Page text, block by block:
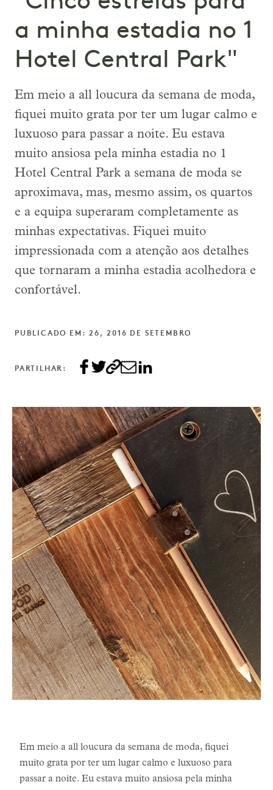
a minha estadia no 1
Hotel Central Park"
Em meio a all loucura da semana de moda,
fiquei muito grata por ter um lugar calmo e
luxuoso para passar a noite. Eu estava
muito ansiosa pela minha estadia no 1
Hotel Central Park a semana de moda se
aproximava, mas, mesmo assim, os quartos
e a equipa superaram completamente as
minhas expectativas. Fiquei muito
impressionada com a atenção aos detalhes
que tornaram a minha estadia acolhedora e
confortável.
PUBLICADO EM: 26, 2016 DE SETEMBRO
PARTILHAR:
Em meio a all loucura da semana de moda, fiquei
muito grata por ter um lugar calmo e luxuoso para
passar a noite. Eu estava muito ansiosa pela minha